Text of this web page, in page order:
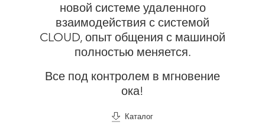
новой системе удаленного
взаимодействия с системой
CLOUD, опыт общения с машиной
полностью меняется.
Все под контролем в мгновение
ока!
Каталог